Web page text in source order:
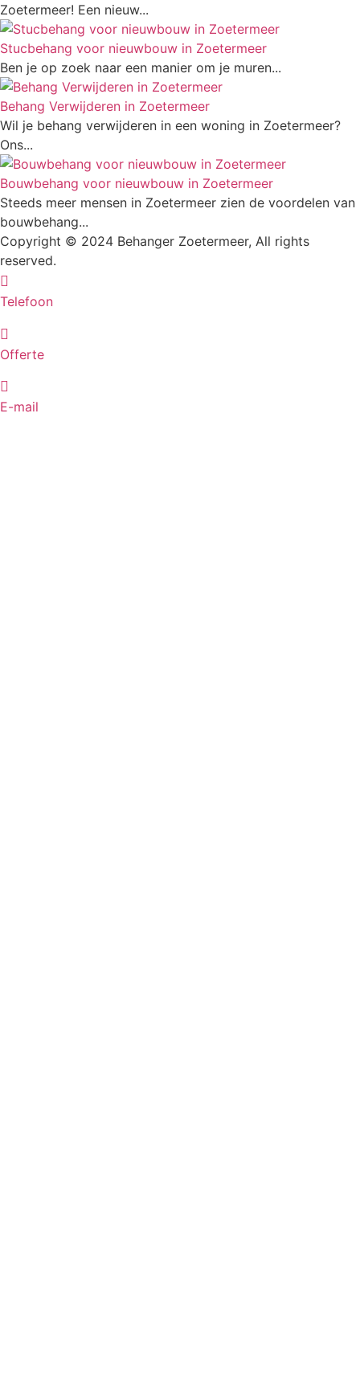
Zoetermeer! Een nieuw...
Stucbehang voor nieuwbouw in Zoetermeer
Ben je op zoek naar een manier om je muren...
Behang Verwijderen in Zoetermeer
Wil je behang verwijderen in een woning in Zoetermeer?
Ons...
Bouwbehang voor nieuwbouw in Zoetermeer
Steeds meer mensen in Zoetermeer zien de voordelen van
bouwbehang...
Copyright © 2024 Behanger Zoetermeer, All rights
reserved.
Telefoon
Offerte
E-mail